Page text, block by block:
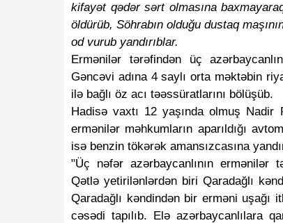
kifayət qədər sərt olmasına
öldürüb, Söhrabın olduğu dustaq
od vurub yandırıblar.
Ermənilər tərəfindən üç
Gəncəvi adına 4 saylı orta məktəbin
ilə bağlı öz acı təəssüratlarını bölüşüb.
Hadisə vaxtı 12 yaşında olmuş
ermənilər məhkumların aparıldığı
isə benzin tökərək amansızcasına
"Üç nəfər azərbaycanlının ermənilər
Qətlə yetirilənlərdən biri Qaradağlı
Qaradağlı kəndindən bir erməni uşağı
cəsədi tapılıb. Elə azərbaycanlılara